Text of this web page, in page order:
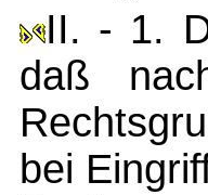
II. - 1.
daß
bei